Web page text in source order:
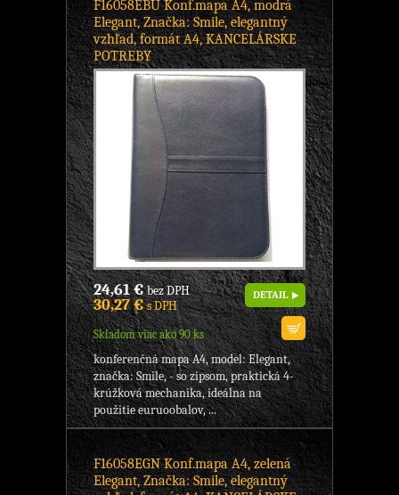
F16058EBU Konf.mapa A4, modrá
Elegant, Značka: Smile, elegantný
vzhľad, formát A4, KANCELÁRSKE
POTREBY
24,61 €bez DPH
30,27 €s DPH
Skladom viac ako 90 ks
DETAIL
konferenčná mapa A4, model: Elegant,
značka: Smile, - so zipsom, praktická 4-
krúžková mechanika, ideálna na
použitie euruoobalov, ...
F16058EGN Konf.mapa A4, zelená
Elegant, Značka: Smile, elegantný